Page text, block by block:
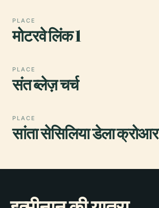
PLACE
मोटरवे लिंक 1
PLACE
संत ब्लेज़ चर्च
PLACE
सांता सेसिलिया डेला